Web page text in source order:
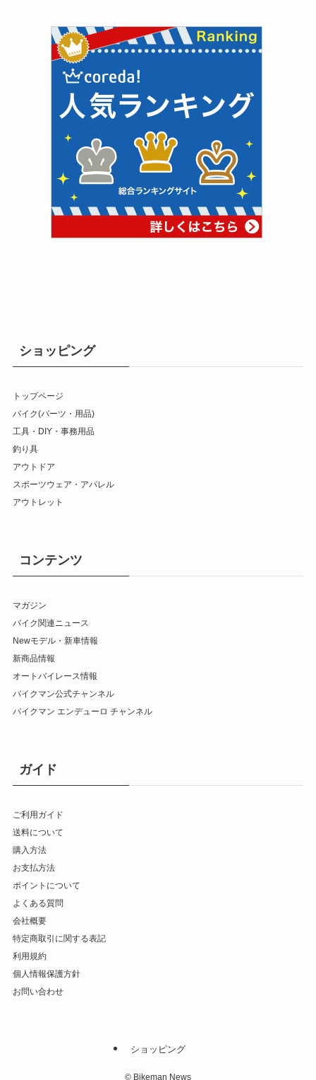
ショッピング
トップページ
バイク(パーツ・用品)
工具・DIY・事務用品
釣り具
アウトドア
スポーツウェア・アパレル
アウトレット
コンテンツ
マガジン
バイク関連ニュース
Newモデル・新車情報
新商品情報
オートバイレース情報
バイクマン公式チャンネル
バイクマン エンデューロ チャンネル
ガイド
ご利用ガイド
送料について
購入方法
お支払方法
ポイントについて
よくある質問
会社概要
特定商取引に関する表記
利用規約
個人情報保護方針
お問い合わせ
ショッピング
© Bikeman News